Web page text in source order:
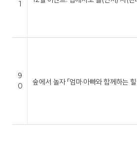
1
9
0
숲에서 놀자 「엄마·아빠와 함께하는